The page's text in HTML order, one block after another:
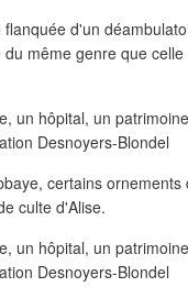
d'un
même genre que
certains
culte d'Alise.